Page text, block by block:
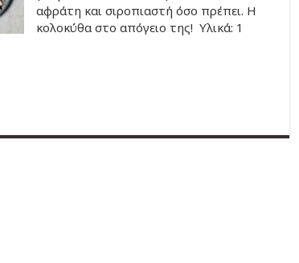
αφράτη και σιροπιαστή όσο πρέπει. Η
κολοκύθα στο απόγειο της! Υλικά: 1